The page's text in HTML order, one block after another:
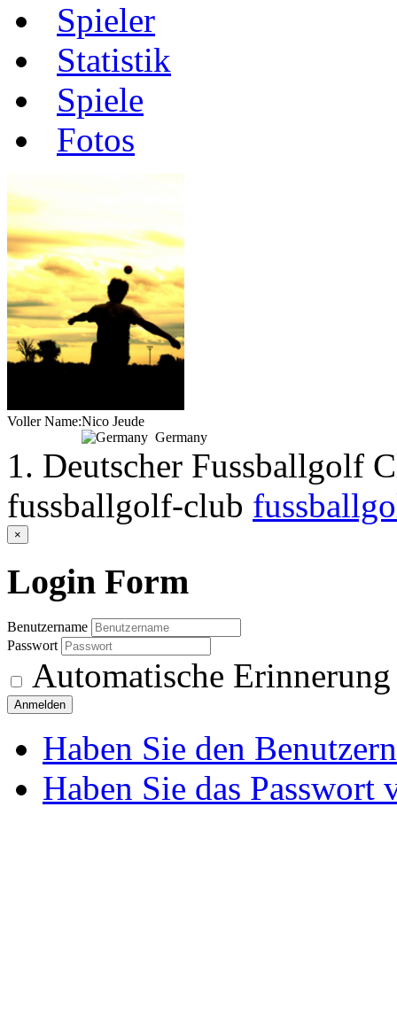
Spieler
Statistik
Spiele
Fotos
Voller Name:Nico Jeude
Germany
1. Deutscher Fussballgolf
fussballgolf-club
×
Login Form
Benutzername
Passwort
Automatische Erinnerung
Anmelden
Haben Sie den
Haben Sie das Passwort